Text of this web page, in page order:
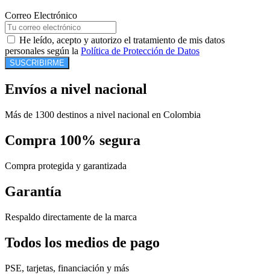
Correo Electrónico
He leído, acepto y autorizo el tratamiento de mis datos
personales según la Política de Protección de Datos
SUSCRIBIRME
Envíos a nivel nacional
Más de 1300 destinos a nivel nacional en Colombia
Compra 100% segura
Compra protegida y garantizada
Garantía
Respaldo directamente de la marca
Todos los medios de pago
PSE, tarjetas, financiación y más